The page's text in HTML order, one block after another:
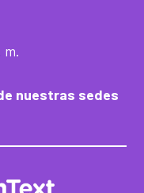
m.
nuestras sedes